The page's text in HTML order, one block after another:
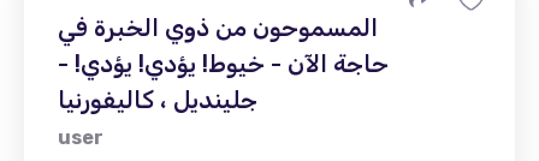
المسموحون من ذوي الخبرة في
حاجة الآن - خيوط! يؤدي! يؤدي! -
جلينديل ، كاليفورنيا
user